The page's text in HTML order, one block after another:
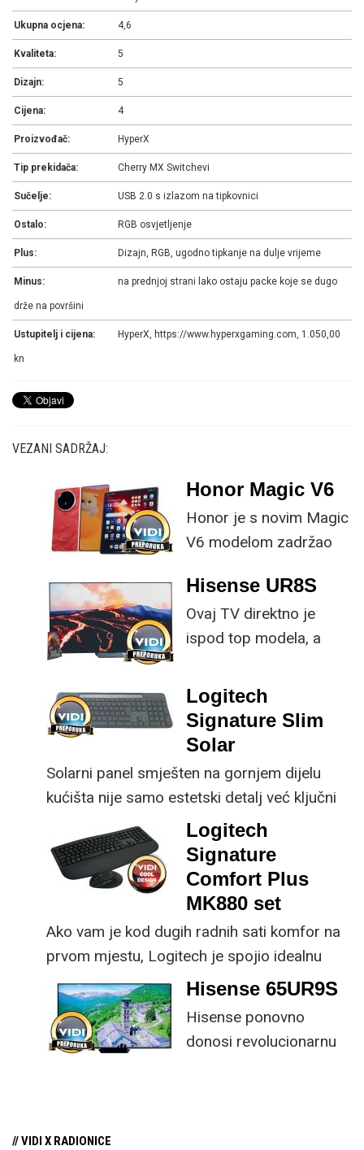
Ukupna ocjena: 4,6
Kvaliteta: 5
Dizajn: 5
Cijena: 4
Proizvođač: HyperX
Tip prekidača: Cherry MX Switchevi
Sučelje: USB 2.0 s izlazom na tipkovnici
Ostalo: RGB osvjetljenje
Plus: Dizajn, RGB, ugodno tipkanje na dulje vrijeme
Minus: na prednjoj strani lako ostaju packe koje se dugo
drže na površini
Ustupitelj i cijena: HyperX, https://www.hyperxgaming.com, 1.050,00
kn
VEZANI SADRŽAJ:
Honor Magic V6
Honor je s novim Magic
V6 modelom zadržao
specifikacije, no
istovremeno
implementirao
ključne svakom
korisniku.
Hisense UR8S
Ovaj TV direktno je
ispod top modela, a
male ustupke možete
osjetno uštedjeti pri
kupnji.
Logitech
Signature Slim
Solar
Solarni panel smješten na gornjem dijelu
kućišta nije samo estetski detalj već ključni
dio koncepta ovog proizvoda, jer koristi
energiju prirodnog ili umjetnog svjetla za
rad.
Logitech
Signature
Comfort Plus
MK880 set
Ako vam je kod dugih radnih sati komfor na
prvom mjestu, Logitech je spojio idealnu
kombinaciju tipkovnice i miša s naprednim
funkcijama.
Hisense 65UR9S
Hisense ponovno
donosi revolucionarnu
// VIDI X RADIONICE